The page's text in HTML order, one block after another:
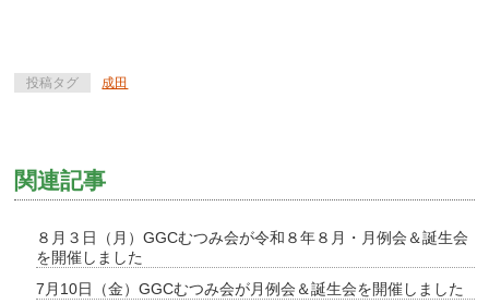
投稿タグ 成田
関連記事
８月３日（月）GGCむつみ会が令和８年８月・月例会＆誕生会
を開催しました
7月10日（金）GGCむつみ会が月例会＆誕生会を開催しました